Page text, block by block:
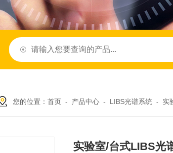
您的位置： 首页- 产品中心- LIBS光谱系统- 实
实验室/台式LIBS光